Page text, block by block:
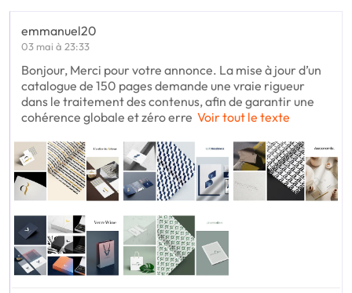
emmanuel20
03 mai à 23:33
Bonjour, Merci pour votre annonce. La mise à jour d’un
catalogue de 150 pages demande une vraie rigueur
dans le traitement des contenus, afin de garantir une
cohérence globale et zéro erre Voir tout le texte